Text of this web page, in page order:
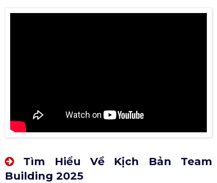
Tìm Hiểu Về Kịch Bản Team
Building 2025